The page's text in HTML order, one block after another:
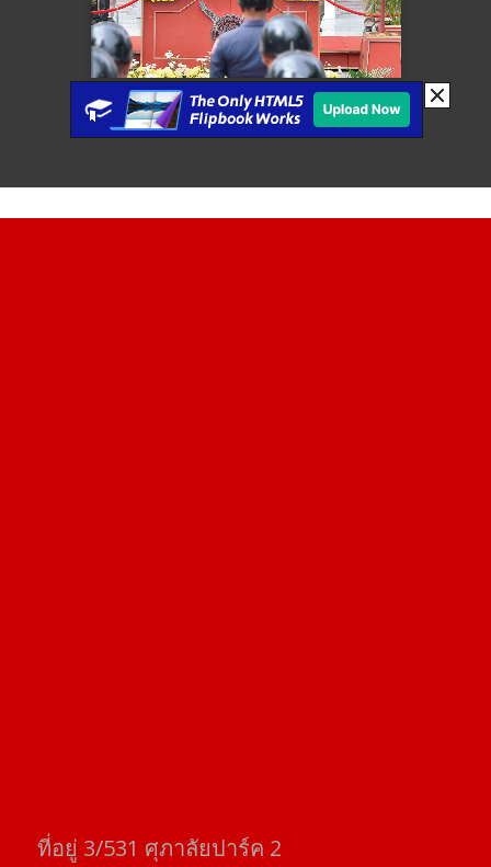
ที่อยู่​ 3/531​ ศุภาลัยปาร์ค​ 2